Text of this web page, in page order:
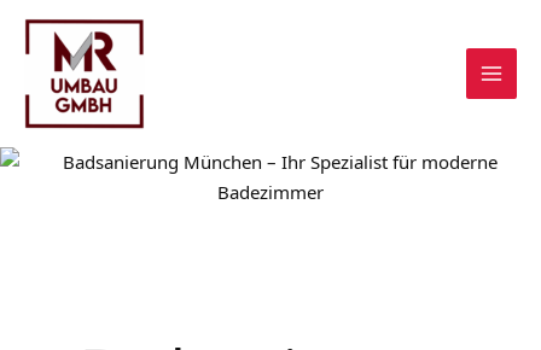
Zum
springen